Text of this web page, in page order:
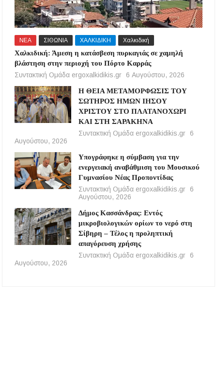
ΝΕΑ ΣΙΘΩΝΙΑ ΧΑΛΚΙΔΙΚΗ Χαλκιδική
Χαλκιδική: Άμεση η κατάσβεση πυρκαγιάς σε χαμηλή
βλάστηση στην περιοχή του Πόρτο Καρράς
Συντακτική Ομάδα ergoxalkidikis.gr
6 Αυγούστου, 2026
Η ΘΕΙΑ ΜΕΤΑΜΟΡΦΩΣΙΣ ΤΟΥ
ΣΩΤΗΡΟΣ ΗΜΩΝ ΙΗΣΟΥ
ΧΡΙΣΤΟΥ ΣΤΟ ΠΛΑΤΑΝΟΧΩΡΙ
ΚΑΙ ΣΤΗ ΣΑΡΑΚΗΝΑ
Συντακτική Ομάδα ergoxalkidikis.gr
6
Αυγούστου, 2026
Υπογράφηκε η σύμβαση για την
ενεργειακή αναβάθμιση του Μουσικού
Γυμνασίου Νέας Προποντίδας
Συντακτική Ομάδα ergoxalkidikis.gr
6
Αυγούστου, 2026
Δήμος Κασσάνδρας: Εντός
μικροβιολογικών ορίων το νερό στη
Σίβηρη – Τέλος η προληπτική
απαγόρευση χρήσης
Συντακτική Ομάδα ergoxalkidikis.gr
6
Αυγούστου, 2026